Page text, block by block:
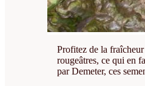
Profitez de la
rougeâtres, ce qui en
par Demeter, ces